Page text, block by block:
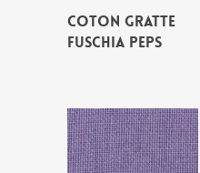
COTON GRATTE
FUSCHIA PEPS